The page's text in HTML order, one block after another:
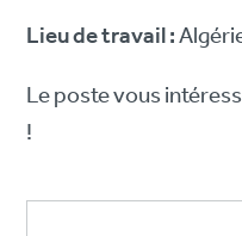
Lieu de travail :
Le poste vous
!